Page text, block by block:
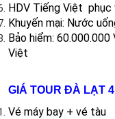
HDV Tiếng Việt
Khuyến mại: Nước
Bảo hiểm:
Việt
GIÁ TOUR ĐÀ LẠT
Vé máy bay + vé tàu